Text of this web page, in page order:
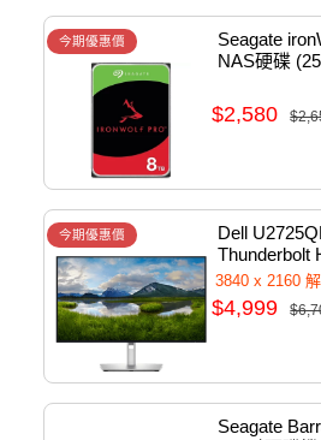
今期優惠價
Seagate
NAS硬碟
$2,580
今期優惠價
Dell
Thunderbolt
#U2725QE
3840 x 2160
$4,999
Seagate